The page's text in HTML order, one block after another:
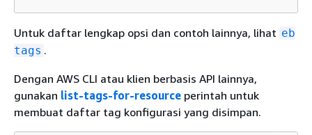
Untuk daftar lengkap opsi dan contoh lainnya, lihat eb
tags .
Dengan AWS CLI atau klien berbasis API lainnya,
gunakan list-tags-for-resource perintah untuk
membuat daftar tag konfigurasi yang disimpan.